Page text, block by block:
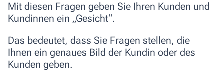
Mit diesen Fragen geben Sie Ihren Kunden und
Kundinnen ein „Gesicht“.
Das bedeutet, dass Sie Fragen stellen, die
Ihnen ein genaues Bild der Kundin oder des
Kunden geben.